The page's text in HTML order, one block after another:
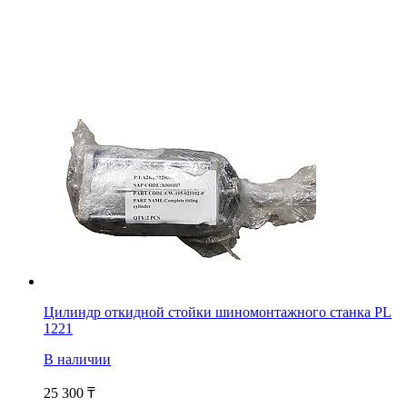
Цилиндр откидной стойки шиномонтажного станка PL
1221
В наличии
25 300 ₸